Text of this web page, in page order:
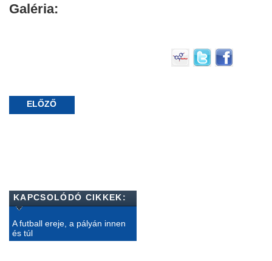
Galéria:
ELŐZŐ
KAPCSOLÓDÓ CIKKEK:
A futball ereje, a pályán innen
és túl